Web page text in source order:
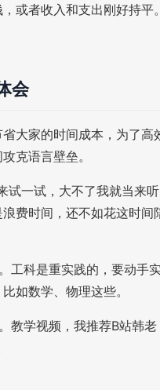
或者收入和支出刚好持平
会
大家的时间成本，为了高
克语言壁垒。
试一试，大不了我就当来听
费时间，还不如花这时间
工科是重实践的，要动手
如数学、物理这些。
教学视频，我推荐B站韩老